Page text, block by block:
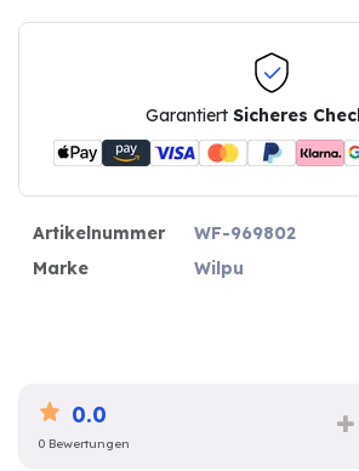
Garantiert Sicheres
Artikelnummer
WF-969802
Marke
Wilpu
0.0
0 Bewertungen